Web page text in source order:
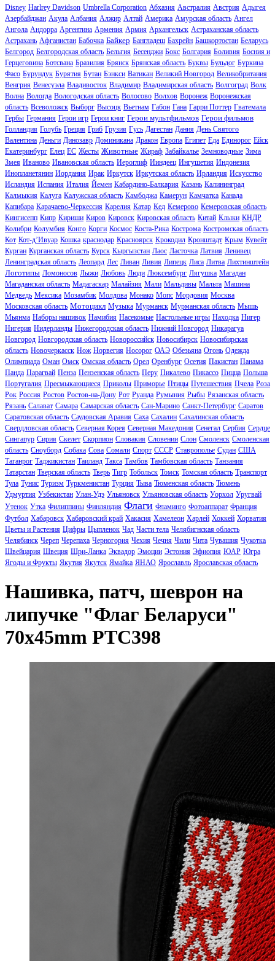
Disney Harlrey Davidson Umbrella Corporation Абхазия Австралия Австрия Адыгея
Азербайджан Акула Албания Алжир Алтай Америка Амурская область Ангел
Ангола Андорра Аргентина Армения Армия Архангельск Астраханская область
Астрахань Афганистан Бабочка Байкер Бангладеш Бахрейн Башкортостан Беларусь
Белгород Белгородская область Бельгия Бесенджи Бокс Болгария Боливия Босния и
Герцеговина Ботсвана Бразилия Брянск Брянская область Буквы Бульдог Буркина
Фасо Бурундук Бурятия Бутан Бэнкси Ватикан Великий Новгород Великобритания
Венгрия Венесуэла Владивосток Владимир Владимирская область Волгоград Волк
Волна Вологда Вологодская область Волосово Волхов Воронеж Воронежская
область Всеволожск Выборг Высоцк Вьетнам Габон Гана Гарри Поттер Гватемала
Гербы Германия Герои игр Герои книг Герои мультфильмов Герои фильмов
Голландия Голубь Греция Гриб Грузия Гусь Дагестан Дания День Святого
Валентина Деньги Динозавр Доминикана Дракон Европа Египет Еда Единорог Ейск
Екатеринбург Елец ЕС Жесты Животные Жираф Забайкалье Земноводные Зима
Змея Иваново Ивановская область Иероглиф Ииндеец Ингушетия Индонезия
Инопланетянин Иордания Ирак Иркутск Иркутская область Ирландия Искусство
Исландия Испания Италия Йемен Кабардино-Балкария Казань Калининград
Калмыкия Калуга Калужская область Камбоджа Камерун Камчатка Канада
Капибара Карачаево-Черкессия Карелия Катар Кед Кемерово Кемеровская область
Кингисепп Кипр Кириши Киров Кировск Кировская область Китай Клыки КНДР
Колибри Колумбия Конго Корги Космос Коста-Рика Кострома Костромская область
Кот Кот-д’Ивуар Кошка краснодар Красноярск Крокодил Кронштадт Крым Кувейт
Курган Курганская область Курск Кыргызстан Лаос Ласточка Латвия Ленивец
Ленинградская область Леопард Лес Ливан Ливия Липецк Лиса Литва Лихтинштейн
Логотипы Ломоносов Лыжи Любовь Люди Люксембург Лягушка Магадан
Магаданская область Мадагаскар Малайзия Мали Мальдивы Мальта Машина
Медведь Мексика Мозамбик Молдова Монако Мопс Мордовия Москва
Московская область Мотоцикл Музыка Мурманск Мурманская область Мышь
Мьянма Наборы нашивок Намибия Насекомые Настольные игры Находка Нигер
Нигерия Нидерланды Нижегородская область Нижний Новгород Никарагуа
Новгород Новгородская область Новороссийск Новосибирск Новосибирская
область Новочеркасск Нож Норвегия Носорог ОАЭ Обезьяна Огонь Одежда
Олимпиада Оман Омск Омская область Орел Оренбург Осетия Пакистан Панама
Панда Парагвай Пенза Пензенская область Перу Пикалево Пикассо Пицца Польша
Португалия Пресмыкающиеся Приколы Приморье Птицы Путешествия Пчела Роза
Рок Россия Ростов Ростов-на-Дону Рот Руанда Румыния Рыбы Рязанская область
Рязань Салават Самара Самарская область Сан-Марино Санкт-Петербург Саратов
Саратовская область Саудовская Аравия Саха Сахалин Сахалинская область
Свердловская область Северная Корея Северная Македония Сенегал Сербия Сердце
Сингапур Сирия Скелет Скорпион Словакия Словении Слон Смоленск Смоленская
область Сноуборд Собака Сова Сомали Спорт СССР Ставрополье Судан США
Таганрог Таджикистан Таиланд Такса Тамбов Тамбовская область Танзания
Татарстан Тверская область Тверь Тигр Тобольск Томск Томская область Транспорт
Тула Тунис Туризм Туркменистан Турция Тыва Тюменская область Тюмень
Удмуртия Узбекистан Улан-Удэ Ульяновск Ульяновская область Уорхол Уругвай
Утенок Утка Филиппины Финляндия Флаги Фламинго Фотоаппарат Франция
Футбол Хабаровск Хабаровский край Хакасия Хамелеон Харлей Хоккей Хорватия
Цветы и Растения Цифры Цыпленок Чад Части тела Челябигнская область
Челябинск Череп Черепаха Черногория Чехия Чечня Чили Чита Чувашия Чукотка
Швейцария Швеция Шри-Ланка Эквадор Эмоции Эстония Эфиопия ЮАР Югра
Ягоды и Фрукты Якутия Якутск Ямайка ЯНАО Ярославль Ярославская область
Нашивка, патч, шеврон на
липучке "Флаг Беларуси"
70x45mm PTC398